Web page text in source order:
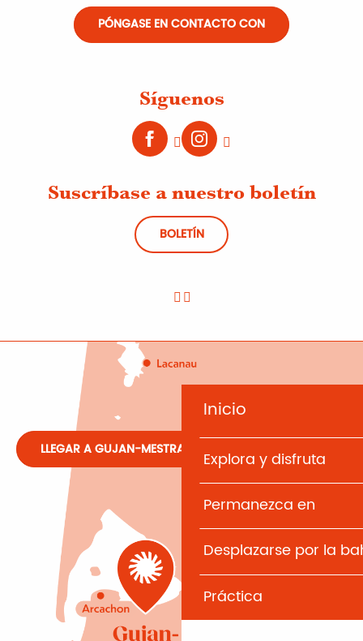
Inicio
Explora y disfruta
Permanezca en
Desplazarse por la
Práctica
PÓNGASE EN CONTACTO CON
Síguenos
Suscríbase a nuestro boletín
BOLETÍN
LLEGAR A GUJAN-MESTRAS